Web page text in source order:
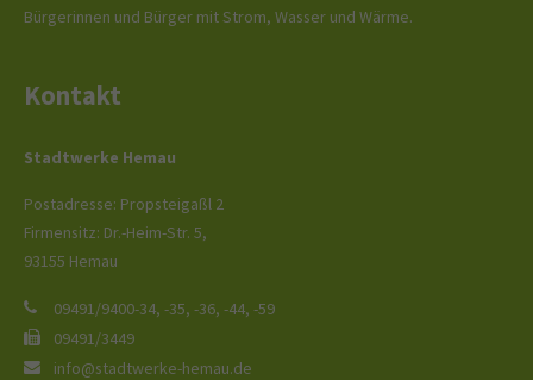
Bürgerinnen und Bürger mit Strom, Wasser und Wärme.
Kontakt
Stadtwerke Hemau
Postadresse: Propsteigaßl 2
Firmensitz: Dr.-Heim-Str. 5,
93155 Hemau
09491/9400-34, -35, -36, -44, -59
09491/3449
info@stadtwerke-hemau.de